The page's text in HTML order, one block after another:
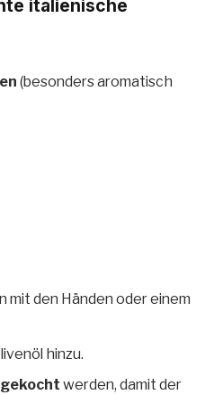
italienische
(besonders aromatisch
mit den Händen oder einem
hinzu.
werden, damit der